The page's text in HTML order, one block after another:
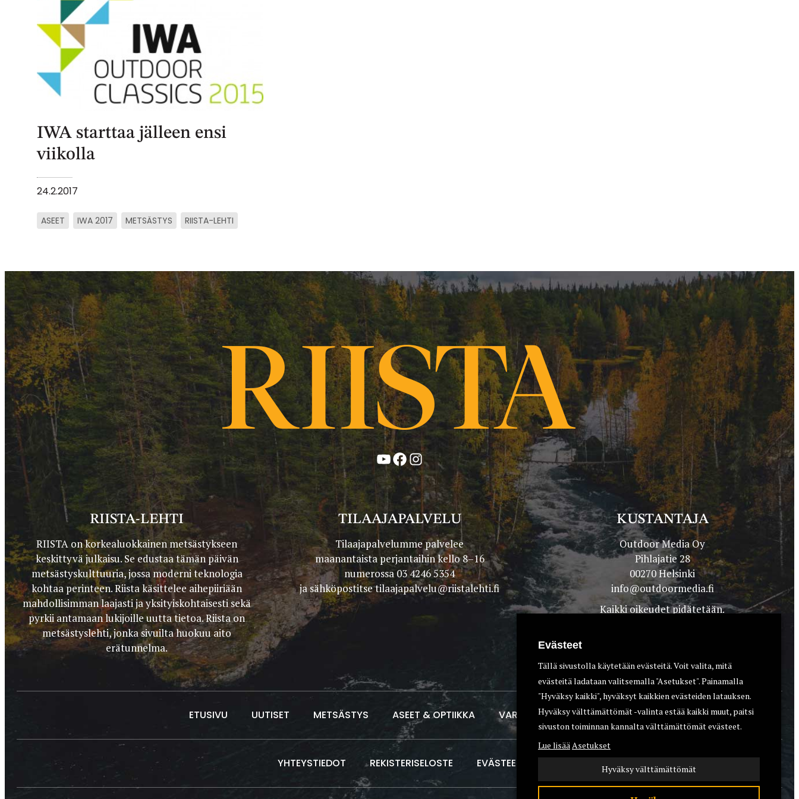
IWA starttaa jälleen ensi
viikolla
24.2.2017
ASEET IWA 2017 METSÄSTYS RIISTA-LEHTI
YouTube
Facebook
Instagram
RIISTA-LEHTI
RIISTA on korkealuokkainen metsästykseen
keskittyvä julkaisu. Se edustaa tämän päivän
metsästyskulttuuria, jossa moderni teknologia
kohtaa perinteen. Riista käsittelee aihepiiriään
mahdollisimman laajasti ja yksityiskohtaisesti sekä
pyrkii antamaan lukijoille uutta tietoa. Riista on
metsästyslehti, jonka sivuilta huokuu aito
erätunnelma.
TILAAJAPALVELU
Tilaajapalvelumme palvelee
maanantaista perjantaihin kello 8–16
numerossa 03 4246 5354
ja sähköpostitsetilaajapalvelu@riistalehti.fi
KUSTANTAJA
Outdoor Media Oy
Pihlajatie 28
00270 Helsinki
info@outdoormedia.fi
Kaikki oikeudet pidätetään.
ETUSIVU UUTISET METSÄSTYS ASEET & OPTIIKKA VARUSTEET KOIRAT
YHTEYSTIEDOT REKISTERISELOSTE EVÄSTEET
Evästeet
Tällä sivustolla käytetään evästeitä. Voit valita, mitä
evästeitä ladataan valitsemalla "Asetukset". Painamalla
"Hyväksy kaikki", hyväksyt kaikkien evästeiden latauksen.
Hyväksy välttämättömät -valinta estää kaikki muut, paitsi
sivuston toiminnan kannalta välttämättömät evästeet.
Lue lisääAsetukset
Hyväksy välttämättömät